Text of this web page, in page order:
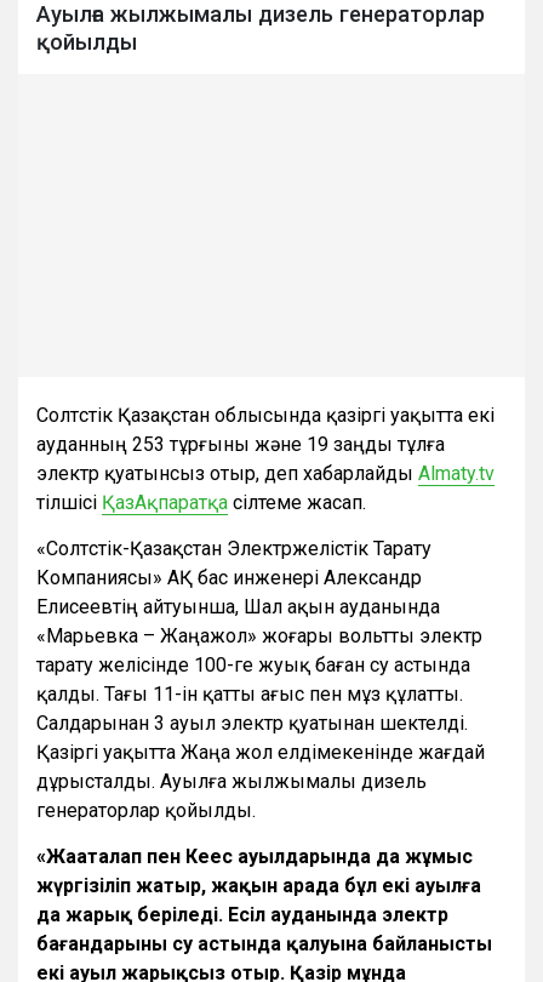
Ауылға жылжымалы дизель генераторлар
қойылды
Солтүстік Қазақстан облысында қазіргі уақытта екі
ауданның 253 тұрғыны және 19 заңды тұлға
электр қуатынсыз отыр, деп хабарлайды Almaty.tv
тілшісі ҚазАқпаратқа сілтеме жасап.
«Солтүстік-Қазақстан Электржелістік Тарату
Компаниясы» АҚ бас инженері Александр
Елисеевтің айтуынша, Шал ақын ауданында
«Марьевка – Жаңажол» жоғары вольтты электр
тарату желісінде 100-ге жуық баған су астында
қалды. Тағы 11-ін қатты ағыс пен мұз құлатты.
Салдарынан 3 ауыл электр қуатынан шектелді.
Қазіргі уақытта Жаңа жол елдімекенінде жағдай
дұрысталды. Ауылға жылжымалы дизель
генераторлар қойылды.
«Жаңаталап пен Кеңес ауылдарында да жұмыс
жүргізіліп жатыр, жақын арада бұл екі ауылға
да жарық беріледі. Есіл ауданында электр
бағандарының су астында қалуына байланысты
екі ауыл жарықсыз отыр. Қазір мұнда